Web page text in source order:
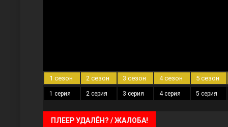
Ветреный холм
1 сезон 2 сезон 3 сезон 4 сезон 5 сезон
1 серия 2 серия 3 серия 4 серия 5 серия
ПЛЕЕР УДАЛЁН? / ЖАЛОБА!